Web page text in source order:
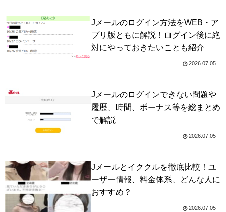
Jメールのログイン方法をWEB・ア
プリ版ともに解説！ログイン後に絶
対にやっておきたいことも紹介
2026.07.05
Jメールのログインできない問題や
履歴、時間、ボーナス等を総まとめ
で解説
2026.07.05
Jメールとイククルを徹底比較！ユ
ーザー情報、料金体系、どんな人に
おすすめ？
2026.07.05